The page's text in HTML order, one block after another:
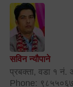
सविन न्यौपाने
प्रबक्ता, वडा १ नं.
Phone: